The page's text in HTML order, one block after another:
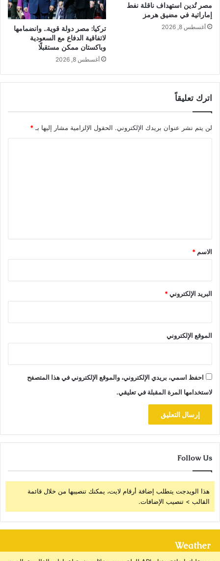
مصر تُدين استهداف ناقلة نفط
إماراتية في مضيق هرمز
أغسطس 8, 2026
تركيا: مصر دولة قوية.. وانضمامها
لاتفاقية الدفاع مع السعودية
وباكستان ممكن مستقبلًا
أغسطس 8, 2026
اترك تعليقاً
لن يتم نشر عنوان بريدك الإلكتروني. الحقول الإلزامية مشار إليها بـ*
*
الاسم *
البريد الإلكتروني*
الموقع الإلكتروني
احفظ اسمي، بريدي الإلكتروني، والموقع الإلكتروني في هذا المتصفح
لاستخدامها المرة المقبلة في تعليقي.
Follow Us
هذا الويدجت يتطلب إضافة أرقام لايت، يمكنك تنصيبها من خلال قائمة
القالب > تنصيب الإضافات.
Weather